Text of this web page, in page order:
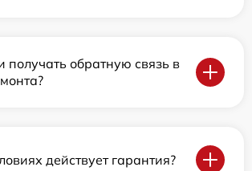
получать обратную связь в
действует гарантия?